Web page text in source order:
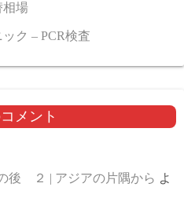
相場
ク – PCR検査
メント
後 ２ | アジアの片隅から よ